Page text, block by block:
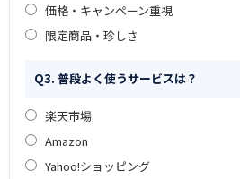
価格・キャンペーン重視
限定商品・珍しさ
Q3. 普段よく使うサービスは？
楽天市場
Amazon
Yahoo!ショッピング